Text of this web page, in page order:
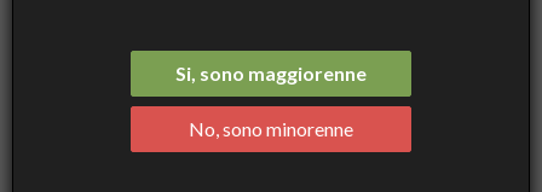
Si, sono maggiorenne
No, sono minorenne